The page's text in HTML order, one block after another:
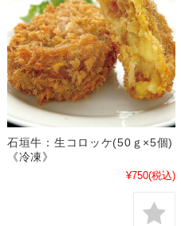
石垣牛：生コロッケ(50ｇ×5個)
《冷凍》
¥750(税込)